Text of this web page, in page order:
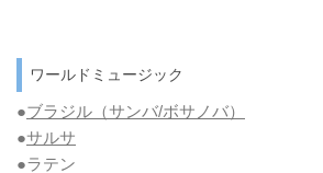
ワールドミュージック
●ブラジル（サンバ/ボサノバ）
●サルサ
●ラテン